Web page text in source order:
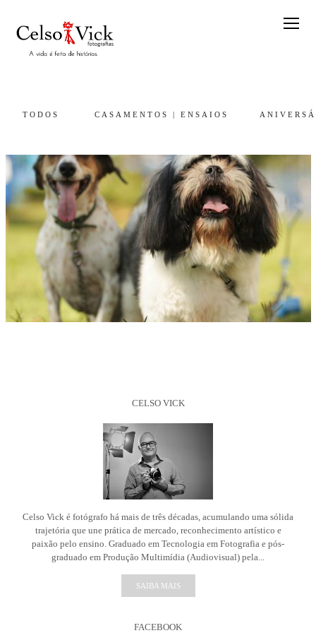
TODOS CASAMENTOS | ENSAIOS
CELSO VICK
Celso Vick é fotógrafo há mais de três décadas, acumulando uma sólida
trajetória que une prática de mercado, reconhecimento artístico e
paixão pelo ensino. Graduado em Tecnologia em Fotografia e pós-
graduado em Produção Multimídia (Audiovisual) pela...
SAIBA MAIS
FACEBOOK